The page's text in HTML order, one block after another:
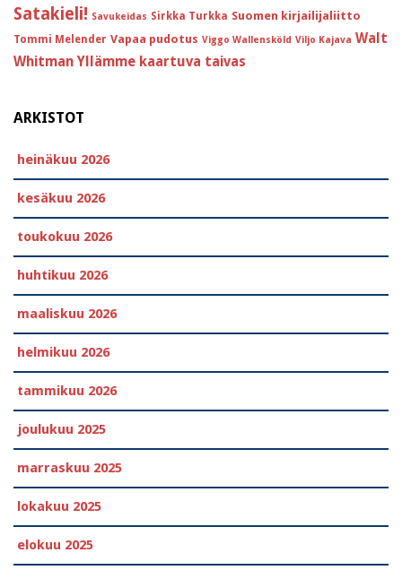
Satakieli! Savukeidas Sirkka Turkka Suomen kirjailijaliitto
Tommi Melender Vapaa pudotus Viggo Wallensköld Viljo Kajava Walt
Whitman Yllämme kaartuva taivas
ARKISTOT
heinäkuu 2026
kesäkuu 2026
toukokuu 2026
huhtikuu 2026
maaliskuu 2026
helmikuu 2026
tammikuu 2026
joulukuu 2025
marraskuu 2025
lokakuu 2025
elokuu 2025